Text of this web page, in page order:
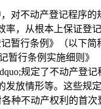
对不动产登记程序
率，从根本上保证登
暂行条例》（以下
暂行条例实施细则
规定了不动产登
放情形等。这些规
种不动产权利的首